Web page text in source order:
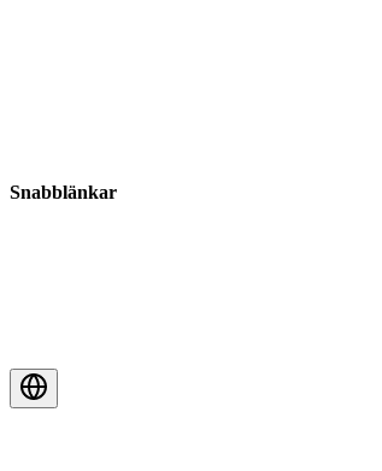
Snabblänkar